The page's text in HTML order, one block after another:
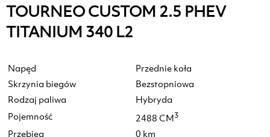
TOURNEO CUSTOM 2.5 PHEV
TITANIUM 340 L2
Napęd
Przednie koła
Skrzynia biegów
Bezstopniowa
Rodzaj paliwa
Hybryda
Pojemność
2488 CM3
Przebieg
0 km